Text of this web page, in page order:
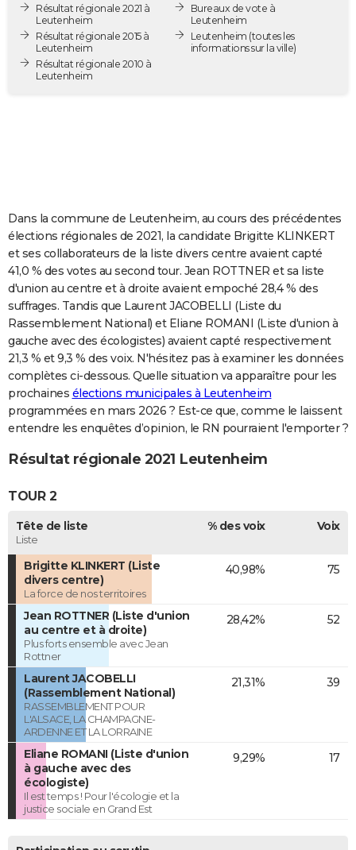
Destinations
City break
Voyage nature
Voyage de noces
Forum
PHOTO
GUIDES D'ACHAT
BONS PLANS
COPAINS D'AVANT
S'inscrire
Se connecter
Lycées
Collèges
Primaires
Universités
Entreprises
Service militaire
Avis de recherche
AVIS DE DÉCÈS
FORUM
Bricolage
Lifestyle
Culture
Sport
Auto
Television
Voyage
Cinema
Résultat régionale 2021 à
Leutenheim
Résultat régionale 2015 à
Leutenheim
Résultat régionale 2010 à
Leutenheim
Bureaux de vote à
Leutenheim
Leutenheim (toutes les
informations sur la ville)
Dans la commune de Leutenheim, au cours des précédentes
élections régionales de 2021, la candidate Brigitte KLINKERT
et ses collaborateurs de la liste divers centre avaient capté
41,0 % des votes au second tour. Jean ROTTNER et sa liste
d'union au centre et à droite avaient empoché 28,4 % des
suffrages. Tandis que Laurent JACOBELLI (Liste du
Rassemblement National) et Eliane ROMANI (Liste d'union à
gauche avec des écologistes) avaient capté respectivement
21,3 % et 9,3 % des voix. N'hésitez pas à examiner les données
complètes ci-dessous. Quelle situation va apparaître pour les
prochaines élections municipales à Leutenheim
programmées en mars 2026 ? Est-ce que, comme le laissent
entendre les enquêtes d’opinion, le RN pourraient l'emporter ?
Résultat régionale 2021 Leutenheim
TOUR 2
Tête de liste
Liste
% des voix Voix
Brigitte KLINKERT (Liste
divers centre)
La force de nos territoires
40,98% 75
Jean ROTTNER (Liste d'union
au centre et à droite)
Plus forts ensemble avec Jean
Rottner
28,42% 52
Laurent JACOBELLI
(Rassemblement National)
RASSEMBLEMENT POUR
L'ALSACE, LA CHAMPAGNE-
ARDENNE ET LA LORRAINE
21,31% 39
Eliane ROMANI (Liste d'union
à gauche avec des
écologiste)
Il est temps ! Pour l'écologie et la
justice sociale en Grand Est
9,29% 17